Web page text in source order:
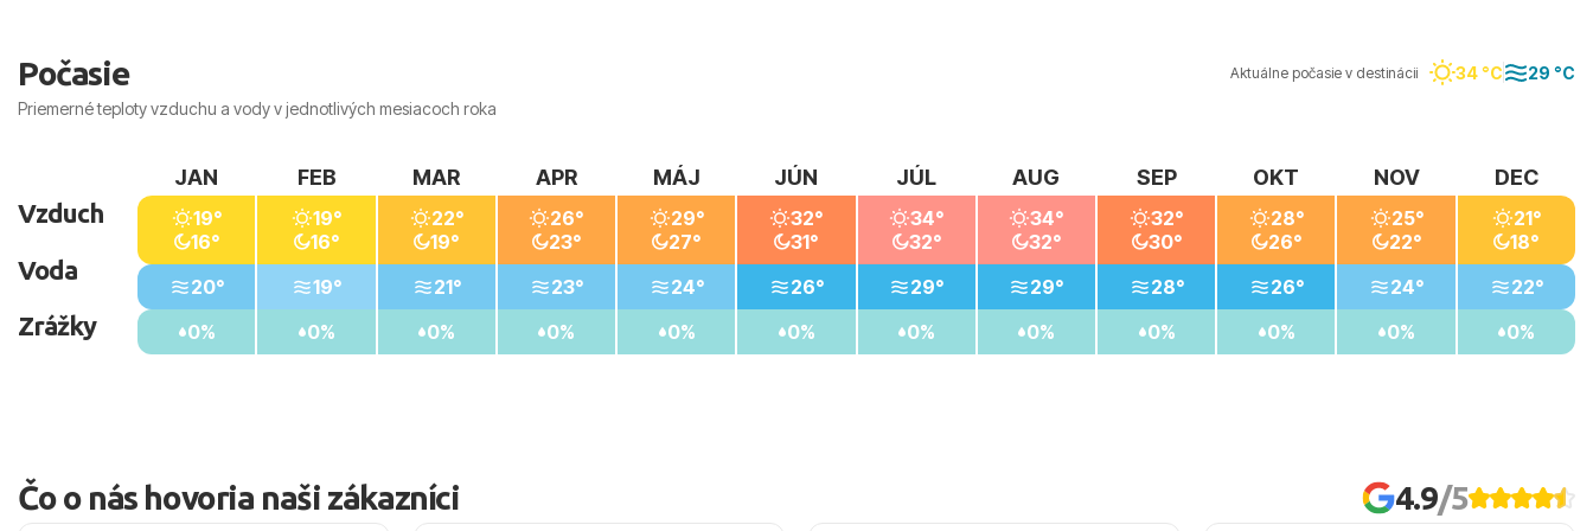
Počasie
Priemerné teploty vzduchu a vody v jednotlivých mesiacoch roka
Aktuálne počasie v destinácii 34 °C 29 °C
Vzduch
Voda
Zrážky
JAN
19°
16°
20°
0%
FEB
19°
16°
19°
0%
MAR
22°
19°
21°
0%
APR
26°
23°
23°
0%
MÁJ
29°
27°
24°
0%
JÚN
32°
31°
26°
0%
JÚL
34°
32°
29°
0%
AUG
34°
32°
29°
0%
SEP
32°
30°
28°
0%
OKT
28°
26°
26°
0%
NOV
25°
22°
24°
0%
DEC
21°
18°
22°
0%
Čo o nás hovoria naši zákazníci 4.9/5